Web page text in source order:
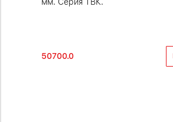
50700.0